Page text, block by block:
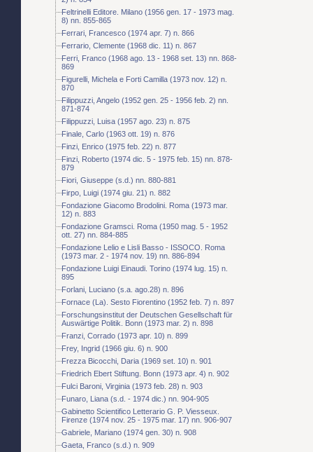
Feltrinelli Editore. Milano (1956 gen. 17 - 1973 mag.
8) nn. 855-865
Ferrari, Francesco (1974 apr. 7) n. 866
Ferrario, Clemente (1968 dic. 11) n. 867
Ferri, Franco (1968 ago. 13 - 1968 set. 13) nn. 868-
869
Figurelli, Michela e Forti Camilla (1973 nov. 12) n.
870
Filippuzzi, Angelo (1952 gen. 25 - 1956 feb. 2) nn.
871-874
Filippuzzi, Luisa (1957 ago. 23) n. 875
Finale, Carlo (1963 ott. 19) n. 876
Finzi, Enrico (1975 feb. 22) n. 877
Finzi, Roberto (1974 dic. 5 - 1975 feb. 15) nn. 878-
879
Fiori, Giuseppe (s.d.) nn. 880-881
Firpo, Luigi (1974 giu. 21) n. 882
Fondazione Giacomo Brodolini. Roma (1973 mar.
12) n. 883
Fondazione Gramsci. Roma (1950 mag. 5 - 1952
ott. 27) nn. 884-885
Fondazione Lelio e Lisli Basso - ISSOCO. Roma
(1973 mar. 2 - 1974 nov. 19) nn. 886-894
Fondazione Luigi Einaudi. Torino (1974 lug. 15) n.
895
Forlani, Luciano (s.a. ago.28) n. 896
Fornace (La). Sesto Fiorentino (1952 feb. 7) n. 897
Forschungsinstitut der Deutschen Gesellschaft für
Auswärtige Politik. Bonn (1973 mar. 2) n. 898
Franzi, Corrado (1973 apr. 10) n. 899
Frey, Ingrid (1966 giu. 6) n. 900
Frezza Bicocchi, Daria (1969 set. 10) n. 901
Friedrich Ebert Stiftung. Bonn (1973 apr. 4) n. 902
Fulci Baroni, Virginia (1973 feb. 28) n. 903
Funaro, Liana (s.d. - 1974 dic.) nn. 904-905
Gabinetto Scientifico Letterario G. P. Viesseux.
Firenze (1974 nov. 25 - 1975 mar. 17) nn. 906-907
Gabriele, Mariano (1974 gen. 30) n. 908
Gaeta, Franco (s.d.) n. 909